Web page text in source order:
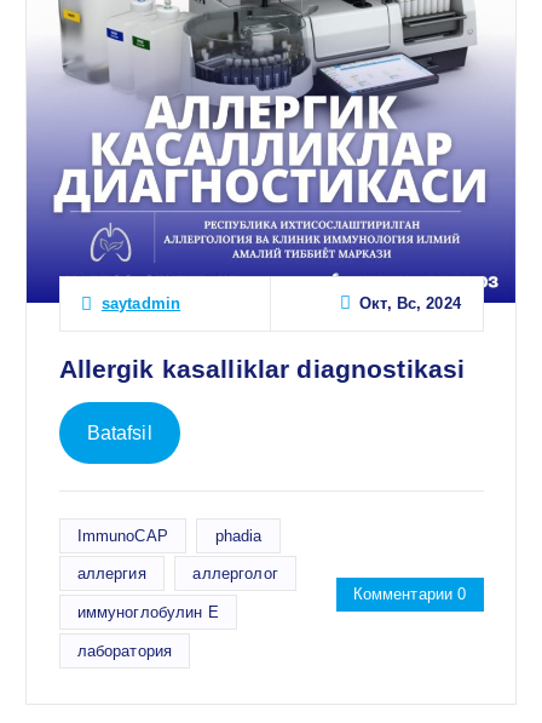
saytadmin Окт, Вс, 2024
Allergik kasalliklar diagnostikasi
Batafsil
ImmunoCAP phadia
аллергия аллерголог
иммуноглобулин Е
лаборатория
Комментарии 0